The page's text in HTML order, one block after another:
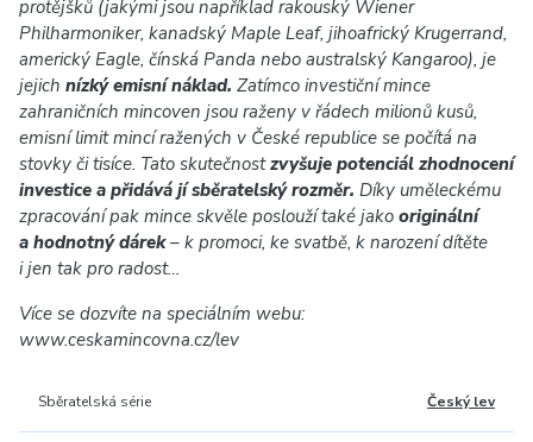
protějšků (jakými jsou například rakouský Wiener
Philharmoniker, kanadský Maple Leaf, jihoafrický Krugerrand,
americký Eagle, čínská Panda nebo australský Kangaroo), je
jejich nízký emisní náklad. Zatímco investiční mince
zahraničních mincoven jsou raženy v řádech milionů kusů,
emisní limit mincí ražených v České republice se počítá na
stovky či tisíce. Tato skutečnostzvyšuje potenciál zhodnocení
investice a přidává jí sběratelský rozměr. Díky uměleckému
zpracování pak mince skvěle poslouží také jako originální
a hodnotný dárek– k promoci, ke svatbě, k narození dítěte
i jen tak pro radost…
Více se dozvíte na speciálním webu:
www.ceskamincovna.cz/lev
Sběratelská série Český lev